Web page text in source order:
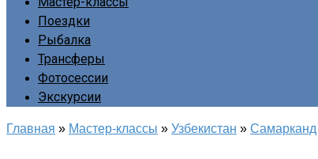
Поездки
Рыбалка
Трансферы
Фотосессии
Экскурсии
Главная » Мастер-классы » Узбекистан » Самарканд